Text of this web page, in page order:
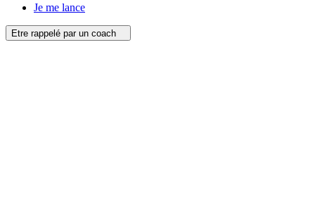
Je me lance
Etre rappelé par un coach